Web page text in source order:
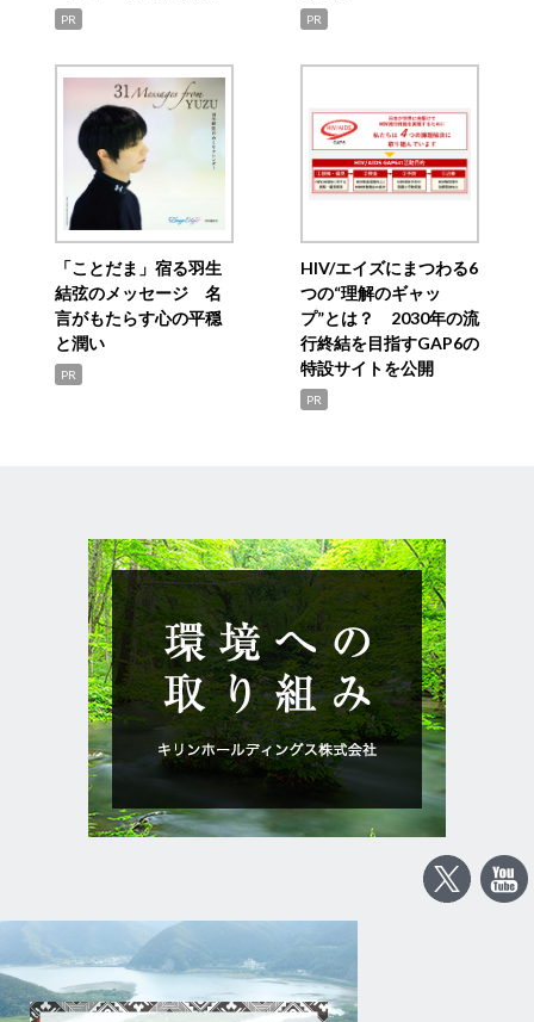
PR PR
「ことだま」宿る羽生
結弦のメッセージ 名
言がもたらす心の平穏
と潤い
PR
HIV/エイズにまつわる6
つの“理解のギャッ
プ”とは？ 2030年の流
行終結を目指すGAP6の
特設サイトを公開
PR